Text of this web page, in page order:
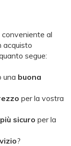
al
acquisto
segue:
una buona
per la vostra
più sicuro per la
?